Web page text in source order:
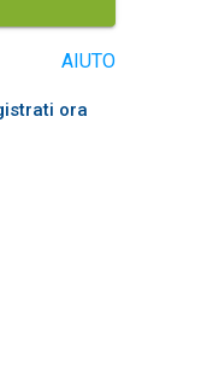
AIUTO
ora